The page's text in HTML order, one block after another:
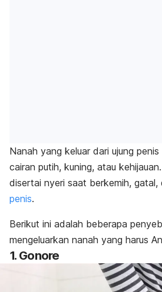
Nanah yang keluar dari ujung
cairan putih, kuning, atau
disertai nyeri saat berkemih,
penis.
Berikut ini adalah beberapa
mengeluarkan nanah yang harus
1. Gonore